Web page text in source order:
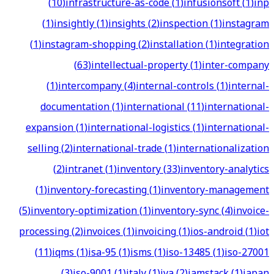
(1)insightly(1)insights(2)inspection(1)instagram
(1)instagram-shopping(2)installation(1)integration
(63)intellectual-property(1)inter-company
(1)intercompany(4)internal-controls(1)internal-
documentation(1)international(11)international-
expansion(1)international-logistics(1)international-
selling(2)international-trade(1)internationalization
(2)intranet(1)inventory(33)inventory-analytics
(1)inventory-forecasting(1)inventory-management
(5)inventory-optimization(1)inventory-sync(4)invoice-
processing(2)invoices(1)invoicing(1)ios-android(1)iot
(11)iqms(1)isa-95(1)isms(1)iso-13485(1)iso-27001